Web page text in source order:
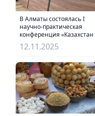
В Алматы состоялась I
научно-практическая
конференция
Китай: традиции и
инновации глазами
12.11.2025